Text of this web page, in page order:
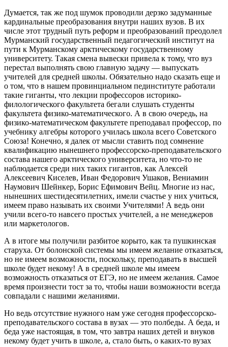
Думается, так же под шумок проводили дерзко задуманные
кардинальные преобразования внутри наших вузов. В их
числе этот трудный путь реформ и преобразований преодолел
Мурманский государственный педагогический институт на
пути к Мурманскому арктическому государственному
университету. Такая смена вывески привела к тому, что вуз
перестал выполнять свою главную задачу — выпускать
учителей для средней школы. Обязательно надо сказать еще и
о том, что в нашем провинциальном пединституте работали
такие гиганты, что лекции профессоров историко-
филологического факультета бегали слушать студенты
факультета физико-математического. А в свою очередь, на
физико-математическом факультете преподавал профессор, по
учебнику алгебры которого училась школа всего Советского
Союза! Конечно, я далек от мысли ставить под сомнение
квалификацию нынешнего профессорско-преподавательского
состава нашего арктического университета, но что-то не
наблюдается среди них таких гигантов, как Алексей
Алексеевич Киселев, Иван Федорович Ушаков, Вениамин
Наумович Шейнкер, Борис Ефимович Вейц. Многие из нас,
нынешних шестидесятилетних, имели счастье у них учиться,
имеем право называть их своими Учителями! А ведь они
учили всего-то навсего простых учителей, а не менеджеров
или маркетологов.
А в итоге мы получили разбитое корыто, как та пушкинская
старуха. От болонской системы мы имеем желание отказаться,
но не имеем возможности, поскольку, преподавать в высшей
школе будет некому! А в средней школе мы имеем
возможность отказаться от ЕГЭ, но не имеем желания. Самое
время произнести тост за то, чтобы наши возможности всегда
совпадали с нашими желаниями.
Но ведь отсутствие нужного нам уже сегодня профессорско-
преподавательского состава в вузах — это полбеды. А беда, и
беда уже настоящая, в том, что завтра наших детей и внуков
некому будет учить в школе, а, стало быть, о каких-то вузах